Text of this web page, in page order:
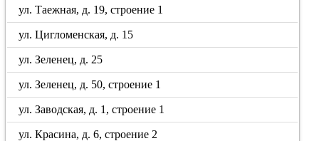
ул. Таежная, д. 19, строение 1
ул. Цигломенская, д. 15
ул. Зеленец, д. 25
ул. Зеленец, д. 50, строение 1
ул. Заводская, д. 1, строение 1
ул. Красина, д. 6, строение 2